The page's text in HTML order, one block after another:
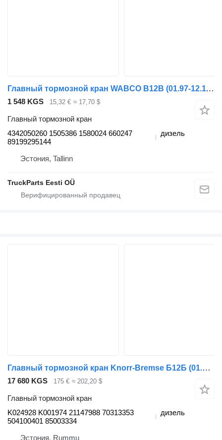
Главный тормозной кран WABCO B12B (01.97-12.11) 4342050260 для автобуса Volvo B6, B7, B9, B10, B12 bus (1978-2011)
1 548 KGS 15,32 € ≈ 17,70 $
Главный тормозной кран
4342050260 1505386 1580024 660247
89199295144
дизель
Эстония, Tallinn
TruckParts Eesti OÜ
Главный тормозной кран Knorr-Bremse Б12Б (01.97-12.11) K024928 K001974 для автобуса Volvo B6, B7, B9, B10, B12 (1978-2011)
17 680 KGS 175 € ≈ 202,20 $
Главный тормозной кран
K024928 K001974 21147988 70313353
504100401 85003334
дизель
Эстония, Rummu